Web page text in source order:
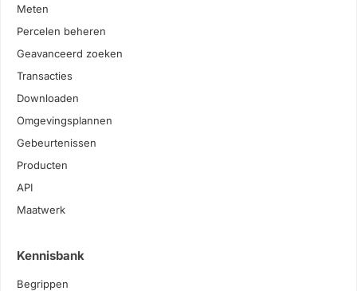
Meten
Percelen beheren
Geavanceerd zoeken
Transacties
Downloaden
Omgevingsplannen
Gebeurtenissen
Producten
API
Maatwerk
Kennisbank
Begrippen